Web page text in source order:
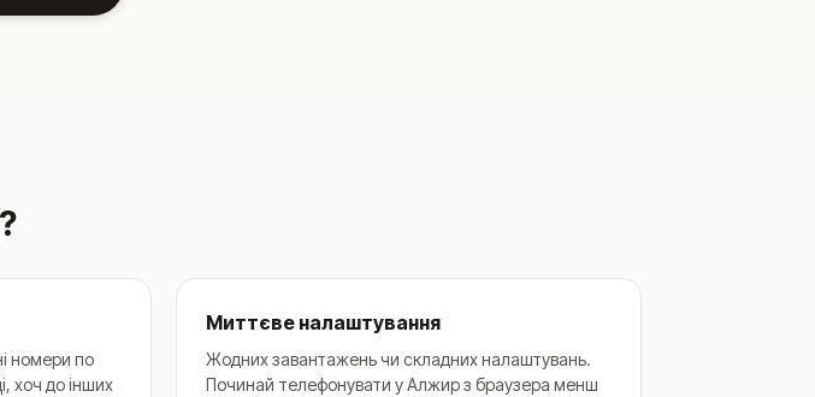
номери по
хоч до інших
Миттєве налаштування
Жодних завантажень чи складних налаштувань.
Починай телефонувати у Алжир з браузера менш